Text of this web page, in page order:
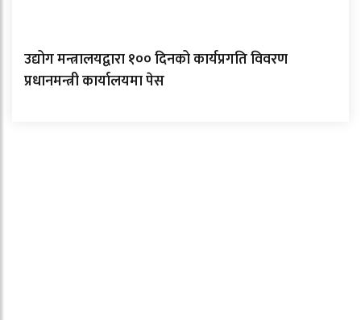
उद्योग मन्त्रालयद्वारा १०० दिनको कार्यप्रगति विवरण
प्रधानमन्त्री कार्यालयमा पेस